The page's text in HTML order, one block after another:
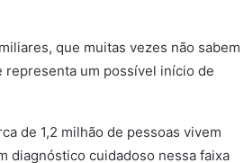
que muitas vezes não sabem
um possível início de
de 1,2 milhão de pessoas vivem
diagnóstico cuidadoso nessa faixa